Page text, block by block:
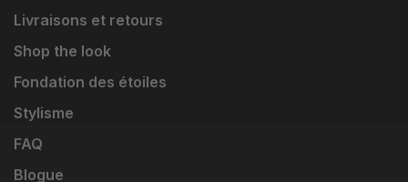
Livraisons et retours
Shop the look
Fondation des étoiles
Stylisme
FAQ
Blogue